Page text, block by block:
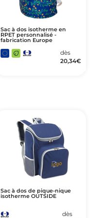
Sac à dos isotherme en
RPET personnalisé -
fabrication Europe
dès
20,34€
Sac à dos de pique-nique
isotherme OUTSIDE
dès